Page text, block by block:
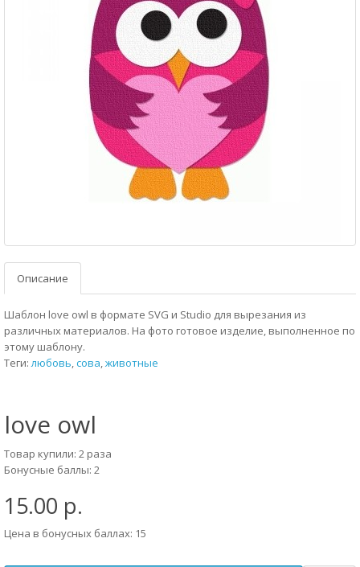
Описание
Шаблон love owl в формате SVG и Studio для вырезания из
различных материалов. На фото готовое изделие, выполненное по
этому шаблону.
Теги:любовь,сова,животные
love owl
Товар купили: 2 раза
Бонусные баллы: 2
15.00 р.
Цена в бонусных баллах: 15